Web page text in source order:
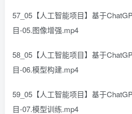
57_05【人工智能项目】基于
目-05.图像增强.mp4
58_05【人工智能项目】基于
目-06.模型构建.mp4
59_05【人工智能项目】基于
目-07.模型训练.mp4